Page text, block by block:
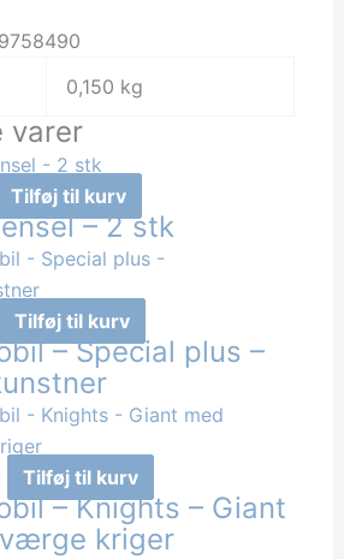
0,150 kg
varer
Tilføj til kurv
– 2 stk
Tilføj til kurv
– Special plus –
Tilføj til kurv
– Knights – Giant
kriger